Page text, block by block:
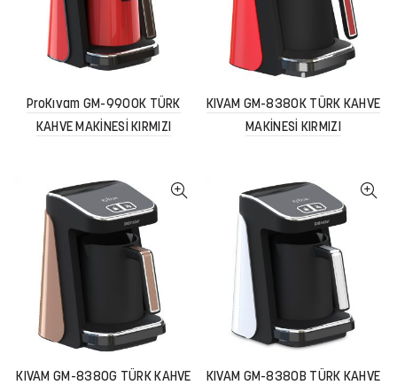
ProKıvam GM-9900K TÜRK
KAHVE MAKİNESİ KIRMIZI
KIVAM GM-8380K TÜRK KAHVE
MAKİNESİ KIRMIZI
KIVAM GM-8380G TÜRK KAHVE
KIVAM GM-8380B TÜRK KAHVE